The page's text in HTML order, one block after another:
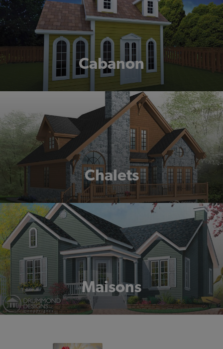
Cabanon
Chalets
Maisons